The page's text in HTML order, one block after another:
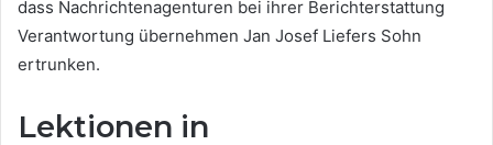
dass Nachrichtenagenturen bei ihrer Berichterstattung
Verantwortung übernehmen Jan Josef Liefers Sohn
ertrunken.
Lektionen in